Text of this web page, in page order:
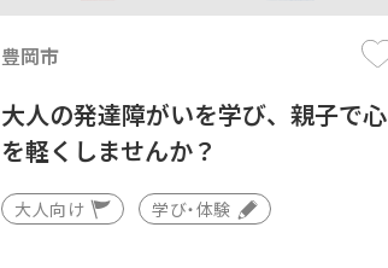
豊岡市
大人の発達障がいを学び、親子で心
を軽くしませんか？
大人向け 学び・体験